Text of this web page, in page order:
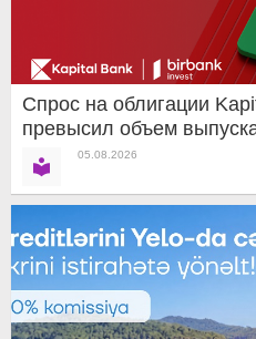
Спрос на облигации
превысил объем
05.08.2026